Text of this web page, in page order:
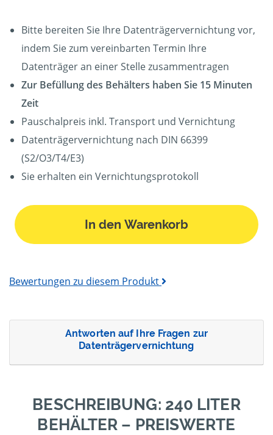
Bitte bereiten Sie Ihre Datenträgervernichtung vor,
indem Sie zum vereinbarten Termin Ihre
Datenträger an einer Stelle zusammentragen
Zur Befüllung des Behälters haben Sie 15 Minuten
Zeit
Pauschalpreis inkl. Transport und Vernichtung
Datenträgervernichtung nach DIN 66399
(S2/O3/T4/E3)
Sie erhalten ein Vernichtungsprotokoll
In den Warenkorb
Bewertungen zu diesem Produkt
Antworten auf Ihre Fragen zur
Datenträgervernichtung
BESCHREIBUNG: 240 LITER
BEHÄLTER – PREISWERTE